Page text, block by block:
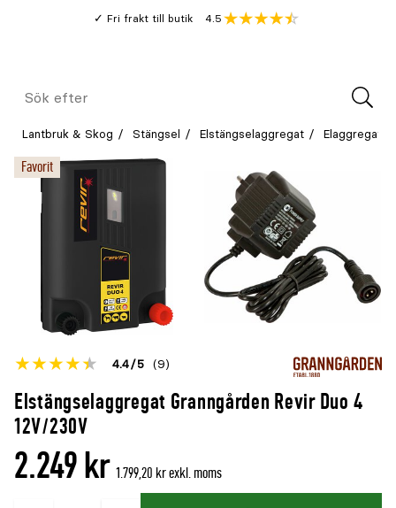
Fri frakt till butik
Genomsnitt
4.5
Meny
Sök
Lantbruk & Skog Stängsel Elstängselaggregat Elaggregat
Elstängselaggregat Granngården Revir Duo 4
12V/230V
Betyget
denna
4.4 5 (9)
Öppna
recensioner
2.249 kr 1.799,20 kr exkl. moms
Favorit